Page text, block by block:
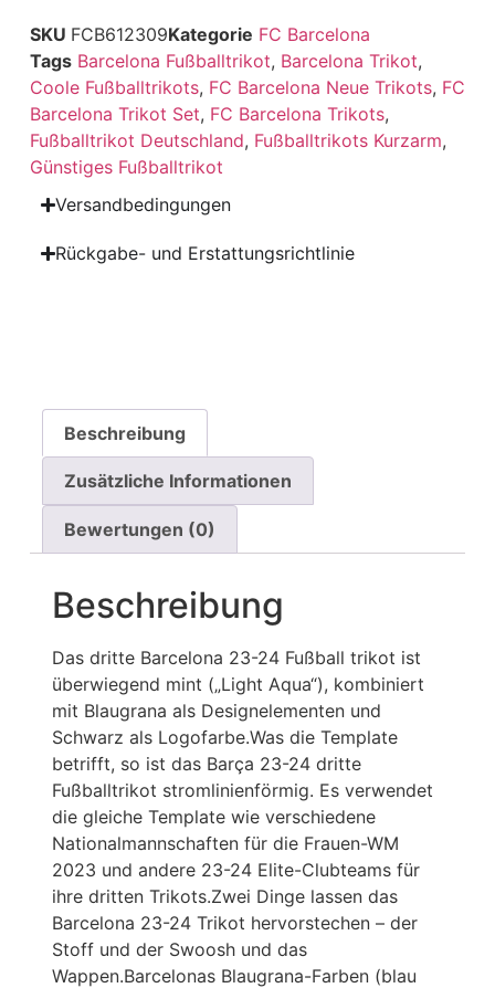
SKU FCB612309Kategorie FC Barcelona
Tags Barcelona Fußballtrikot, Barcelona Trikot,
Coole Fußballtrikots, FC Barcelona Neue Trikots, FC
Barcelona Trikot Set, FC Barcelona Trikots,
Fußballtrikot Deutschland, Fußballtrikots Kurzarm,
Günstiges Fußballtrikot
Versandbedingungen
Rückgabe- und Erstattungsrichtlinie
Beschreibung
Zusätzliche Informationen
Bewertungen (0)
Beschreibung
Das dritte Barcelona 23-24 Fußball trikot ist
überwiegend mint („Light Aqua“), kombiniert
mit Blaugrana als Designelementen und
Schwarz als Logofarbe.Was die Template
betrifft, so ist das Barça 23-24 dritte
Fußballtrikot stromlinienförmig. Es verwendet
die gleiche Template wie verschiedene
Nationalmannschaften für die Frauen-WM
2023 und andere 23-24 Elite-Clubteams für
ihre dritten Trikots.Zwei Dinge lassen das
Barcelona 23-24 Trikot hervorstechen – der
Stoff und der Swoosh und das
Wappen.Barcelonas Blaugrana-Farben (blau